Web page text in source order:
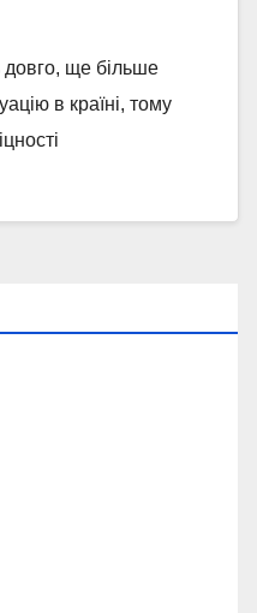
довго, ще більше
в країні, тому